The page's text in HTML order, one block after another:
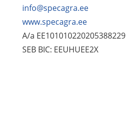
info@specagra.ee
www.specagra.ee
A/a EE101010220205388229
SEB BIC: EEUHUEE2X